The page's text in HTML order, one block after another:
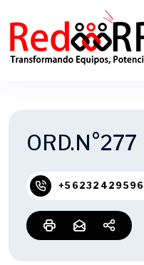
ORD.N°277
+56232429596